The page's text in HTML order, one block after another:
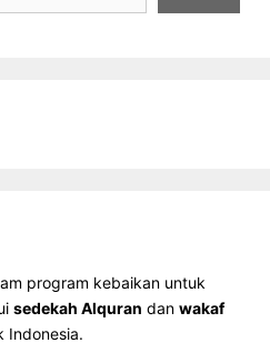
program kebaikan untuk
sedekah Alquran dan wakaf
Indonesia.